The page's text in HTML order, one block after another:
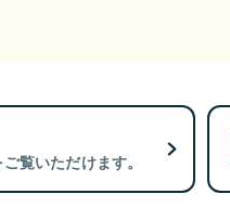
覧いただけます。